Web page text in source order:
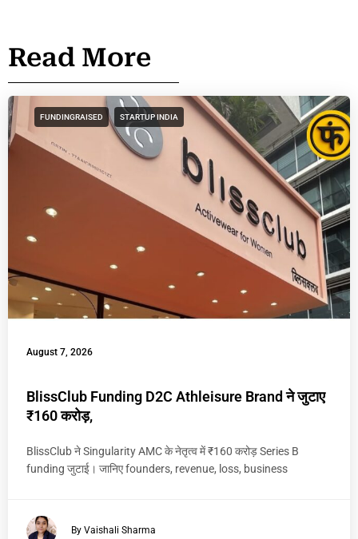
Read More
FUNDINGRAISED STARTUP INDIA
August 7, 2026
BlissClub Funding D2C Athleisure Brand ने जुटाए
₹160 करोड़,
BlissClub ने Singularity AMC के नेतृत्व में ₹160 करोड़ Series B
funding जुटाई। जानिए founders, revenue, loss, business
By Vaishali Sharma